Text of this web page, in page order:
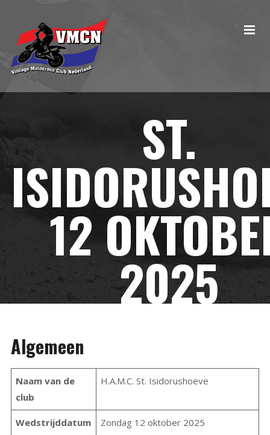
ST.
12
2025
Algemeen
Naam van de
club
H.A.M.C. St. Isidorushoeve
Wedstrijddatum Zondag 12 oktober 2025